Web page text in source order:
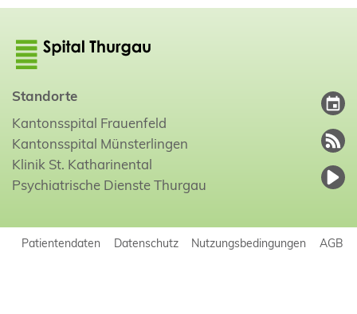
Standorte
Kantonsspital Frauenfeld
Kantonsspital Münsterlingen
Klinik St. Katharinental
Psychiatrische Dienste Thurgau
Patientendaten Datenschutz Nutzungsbedingungen AGB